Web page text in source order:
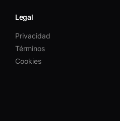
Legal
Privacidad
Términos
Cookies